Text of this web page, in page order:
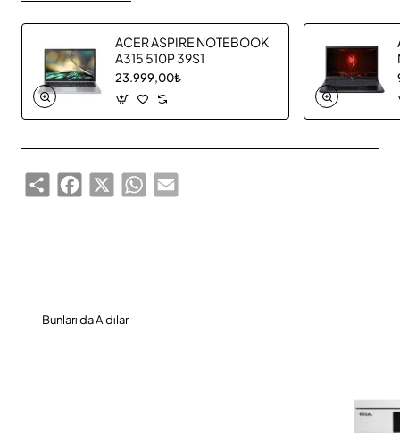
ACER ASPIRE NOTEBOOK
A315 510P 39S1
23.999,00₺
ShareFacebook
X WhatsApp
Email
Bunları da Aldılar